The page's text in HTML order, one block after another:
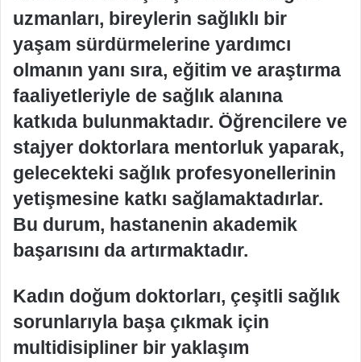
uzmanları, bireylerin sağlıklı bir
yaşam sürdürmelerine yardımcı
olmanın yanı sıra, eğitim ve araştırma
faaliyetleriyle de sağlık alanına
katkıda bulunmaktadır. Öğrencilere ve
stajyer doktorlara mentorluk yaparak,
gelecekteki sağlık profesyonellerinin
yetişmesine katkı sağlamaktadırlar.
Bu durum, hastanenin akademik
başarısını da artırmaktadır.
Kadın doğum doktorları, çeşitli sağlık
sorunlarıyla başa çıkmak için
multidisipliner bir yaklaşım